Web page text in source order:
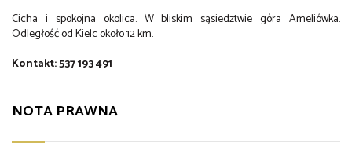
Cicha i spokojna okolica. W bliskim sąsiedztwie góra Ameliówka.
Odległość od Kielc około 12 km.
Kontakt: 537 193 491
NOTA PRAWNA